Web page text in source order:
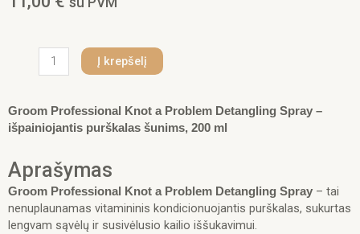
produkto
Professional
Knot
Detangling
Spray,
200
ml
Į krepšelį
Groom Professional Knot a Problem Detangling Spray –
išpainiojantis purškalas šunims, 200 ml
Aprašymas
Groom Professional Knot a Problem Detangling Spray – tai
nenuplaunamas vitamininis kondicionuojantis purškalas, sukurtas
lengvam sąvėlų ir susivėlusio kailio iššukavimui.